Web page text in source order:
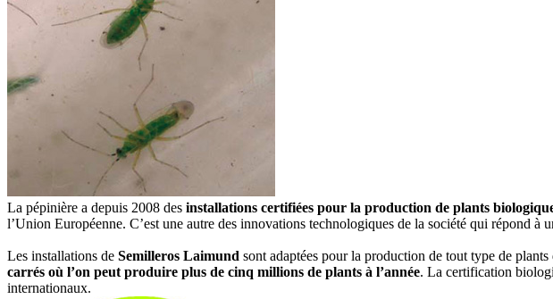
La pépinière a depuis 2008 des installations certifiées pour la production de plants
l’Union Européenne. C’est une autre des innovations technologiques de la société qui répond à
Les installations de Semilleros Laimund sont adaptées pour la production de tout type de
carrés où l’on peut produire plus de cinq millions de plants à l’année. La certification
internationaux.